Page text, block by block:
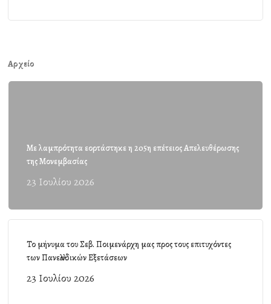
Αρχείο
Με λαμπρότητα εορτάστηκε η 205η επέτειος Απελευθέρωσης
της Μονεμβασίας
23 Ιουλίου 2026
Το μήνυμα του Σεβ. Ποιμενάρχη μας προς τους επιτυχόντες
των Πανελλαδικών Εξετάσεων
23 Ιουλίου 2026